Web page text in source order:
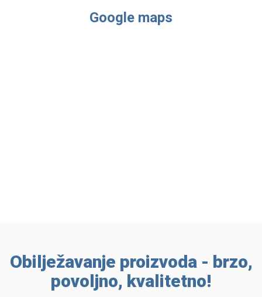
Google maps
Obilježavanje proizvoda - brzo,
povoljno, kvalitetno!